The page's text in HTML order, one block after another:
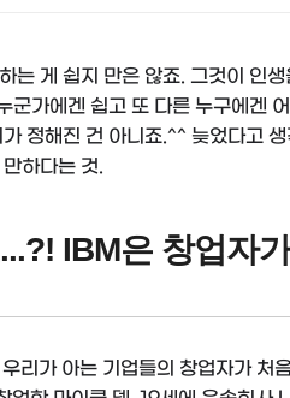
는 게 쉽지 만은 않죠. 그것이 인
군가에겐 쉽고 또 다른 누구에겐
정해진 건 아니죠.^^ 늦었다고
하다는 것.
IBM은 창업자
리가 아는 기업들의 창업자가 처